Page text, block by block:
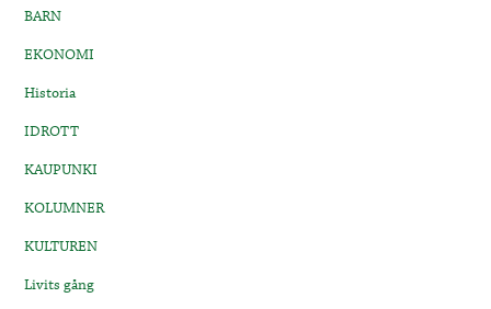
BARN
EKONOMI
Historia
IDROTT
KAUPUNKI
KOLUMNER
KULTUREN
Livits gång